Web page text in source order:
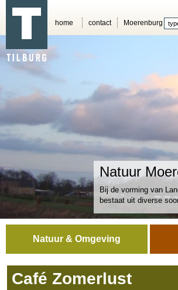
home contact Moerenburg
Natuur
Bij de vorming van
bestaat uit diverse
Natuur & Omgeving
Café Zomerlust